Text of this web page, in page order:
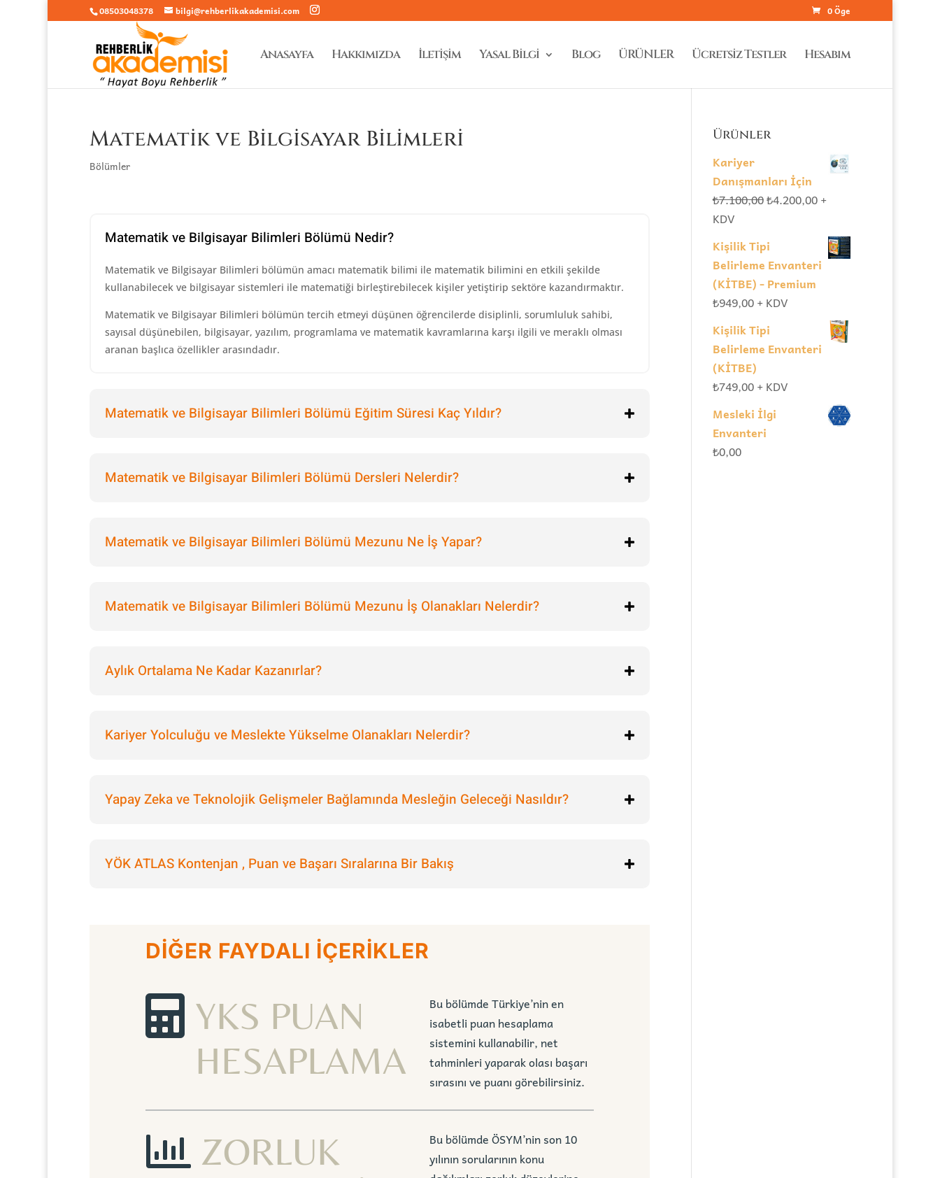
08503048378 bilgi@rehberlikakademisi.com 0 Öge
Anasayfa Hakkımızda İletişim Yasal Bilgi Blog ÜRÜNLER Ücretsiz Testler Hesabım
Matematik ve Bilgisayar Bilimleri
Bölümler
Matematik ve Bilgisayar Bilimleri Bölümü Nedir?
Matematik ve Bilgisayar Bilimleri bölümün amacı matematik bilimi ile matematik bilimini en etkili şekilde
kullanabilecek ve bilgisayar sistemleri ile matematiği birleştirebilecek kişiler yetiştirip sektöre kazandırmaktır.
Matematik ve Bilgisayar Bilimleri bölümün tercih etmeyi düşünen öğrencilerde disiplinli, sorumluluk sahibi,
sayısal düşünebilen, bilgisayar, yazılım, programlama ve matematik kavramlarına karşı ilgili ve meraklı olması
aranan başlıca özellikler arasındadır.
Matematik ve Bilgisayar Bilimleri Bölümü Eğitim Süresi Kaç Yıldır?
Matematik ve Bilgisayar Bilimleri Bölümü Dersleri Nelerdir?
Matematik ve Bilgisayar Bilimleri Bölümü Mezunu Ne İş Yapar?
Matematik ve Bilgisayar Bilimleri Bölümü Mezunu İş Olanakları Nelerdir?
Aylık Ortalama Ne Kadar Kazanırlar?
Kariyer Yolculuğu ve Meslekte Yükselme Olanakları Nelerdir?
Yapay Zeka ve Teknolojik Gelişmeler Bağlamında Mesleğin Geleceği Nasıldır?
YÖK ATLAS Kontenjan , Puan ve Başarı Sıralarına Bir Bakış
DİĞER FAYDALI İÇERİKLER
 YKS PUAN
HESAPLAMA
Bu bölümde Türkiye’nin en
isabetli puan hesaplama
sistemini kullanabilir, net
tahminleri yaparak olası başarı
sırasını ve puanı görebilirsiniz.
 ZORLUK
Bu bölümde ÖSYM’nin son 10
yılının sorularının konu
Ürünler
Kariyer
Danışmanları İçin
₺7.100,00Orijinal
₺4.200,00Şu
fiyat:
₺4.200,00.
+
KDV
Kişilik Tipi
Belirleme Envanteri
(KİTBE) - Premium
₺949,00 + KDV
Kişilik Tipi
Belirleme Envanteri
(KİTBE)
₺749,00 + KDV
Mesleki İlgi
Envanteri
₺0,00